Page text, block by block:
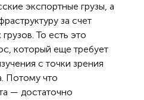
экспортные грузы, а
за счет
То есть это
который еще требует
с точки зрения
Потому что
— достаточно